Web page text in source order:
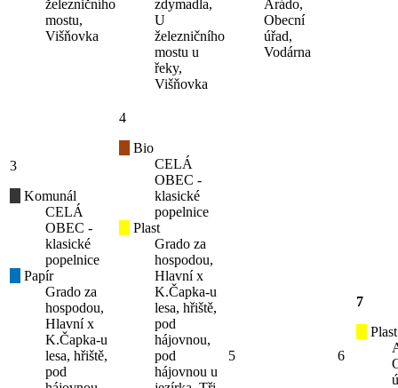
železničního
mostu,
Višňovka
zdymadla,
U
železničního
mostu u
řeky,
Višňovka
Arádo,
Obecní
úřad,
Vodárna
3
Komunál
CELÁ
OBEC -
klasické
popelnice
Papír
Grado za
hospodou,
Hlavní x
K.Čapka-u
lesa, hřiště,
pod
4
Bio
CELÁ
OBEC -
klasické
popelnice
Plast
Grado za
hospodou,
Hlavní x
K.Čapka-u
lesa, hřiště,
pod
hájovnou,
pod
hájovnou u
5 6
7
Plast